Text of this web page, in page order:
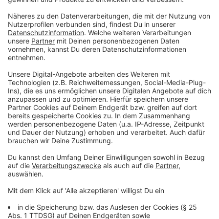
Wasserball ist nichts für Weicheier. Kann der 15-jährige
Aleks Sekulic ein Lied von singen. Er ist Deutscher
Deutscher Meister werden.
Anzeige